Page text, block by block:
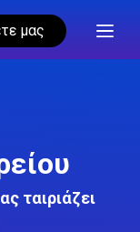
μας
ταιριάζει